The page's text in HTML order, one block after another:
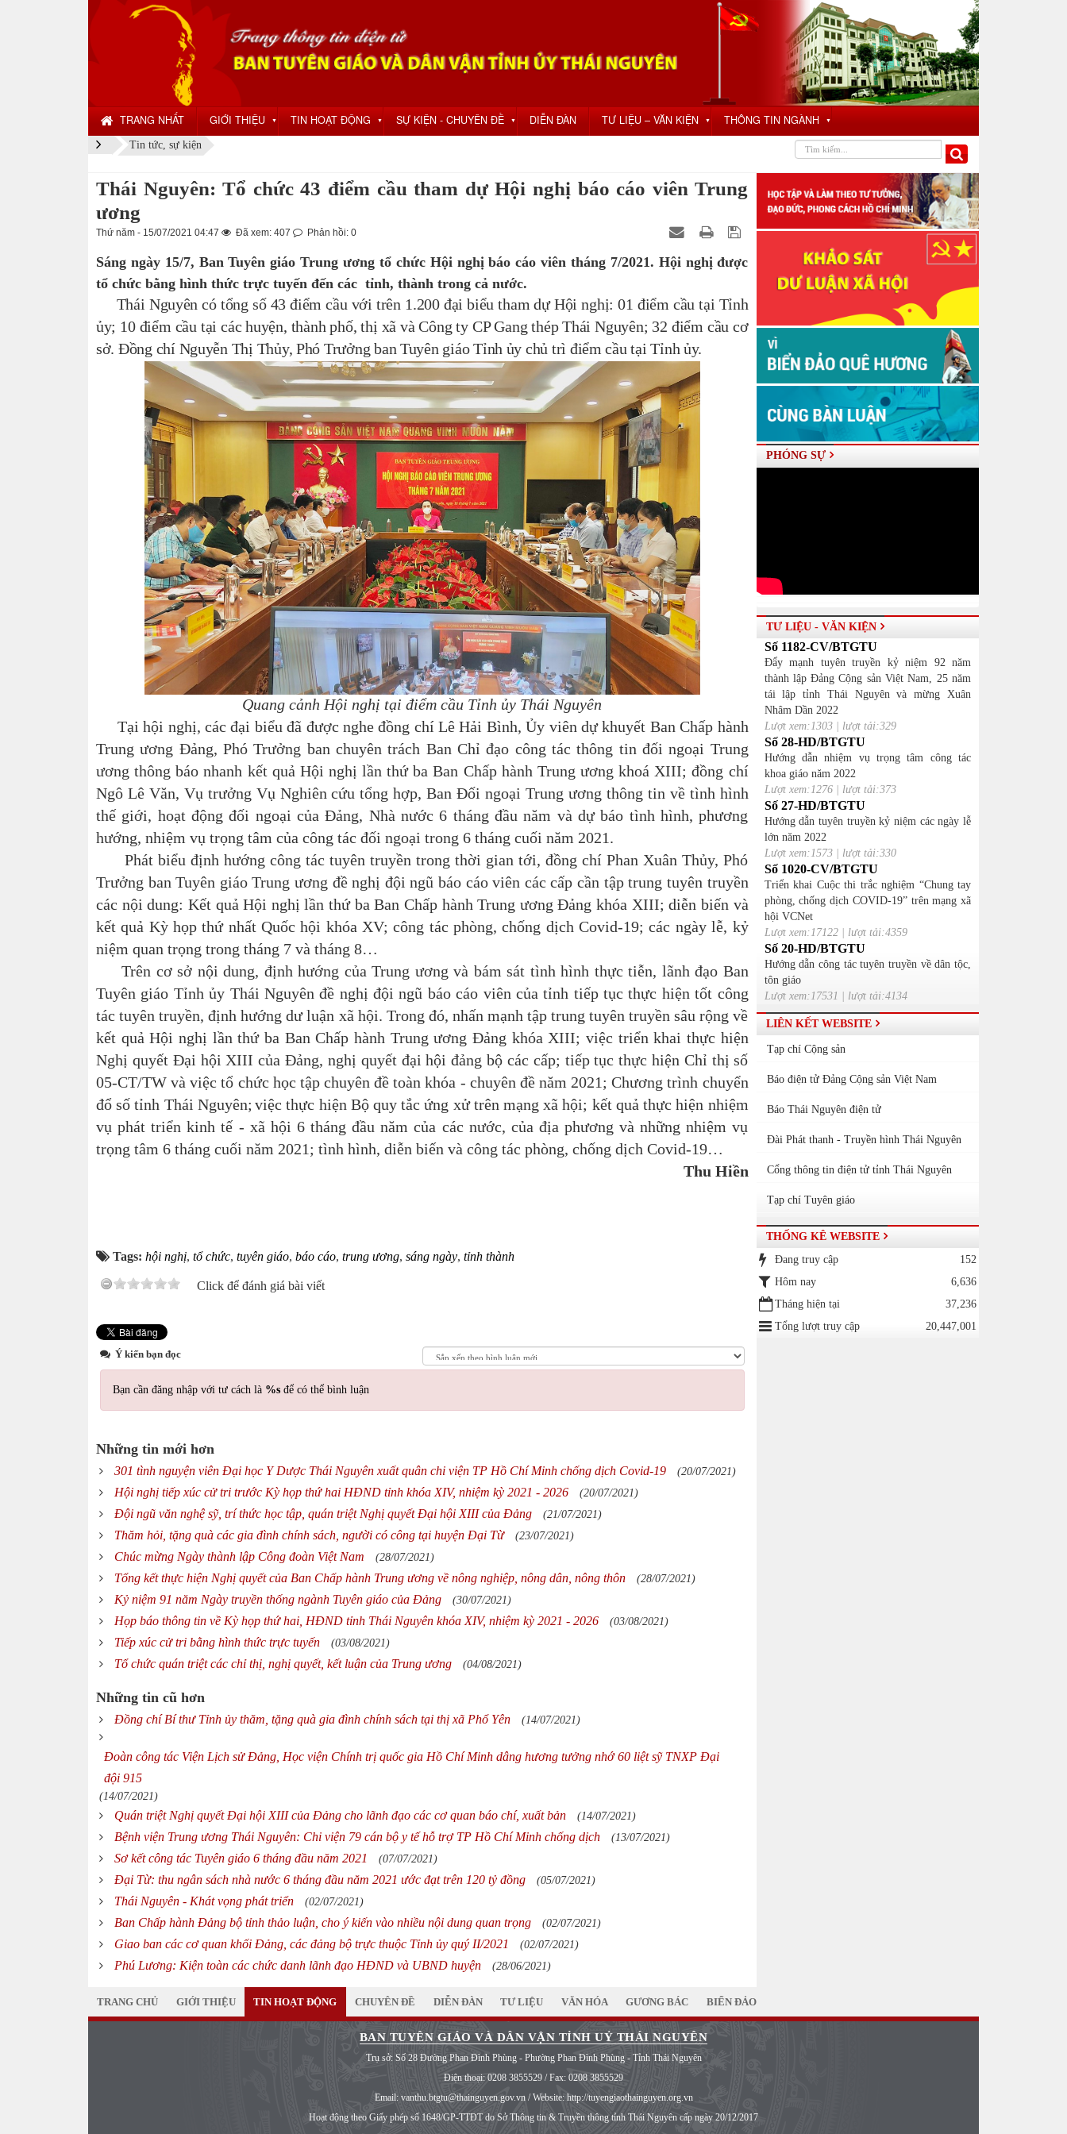
TRANG NHẤT GIỚI THIỆU ▼ TIN HOẠT ĐỘNG ▼ SỰ KIỆN - CHUYÊN ĐỀ ▼ DIỄN ĐÀN TƯ LIỆU – VĂN KIỆN ▼ THÔNG TIN NGÀNH ▼
Tin tức, sự kiện
Thái Nguyên: Tổ chức 43 điểm cầu tham dự Hội nghị báo cáo viên Trung
ương
Thứ năm - 15/07/2021 04:47 Đã xem: 407 Phản hồi: 0
Sáng ngày 15/7, Ban Tuyên giáo Trung ương tổ chức Hội nghị báo cáo viên tháng 7/2021. Hội nghị được
tổ chức bằng hình thức trực tuyến đến các tỉnh, thành trong cả nước.
Thái Nguyên có tổng số 43 điểm cầu với trên 1.200 đại biểu tham dự Hội nghị: 01 điểm cầu tại Tỉnh
ủy; 10 điểm cầu tại các huyện, thành phố, thị xã và Công ty CP Gang thép Thái Nguyên; 32 điểm cầu cơ
sở. Đồng chí Nguyễn Thị Thủy, Phó Trưởng ban Tuyên giáo Tỉnh ủy chủ trì điểm cầu tại Tỉnh ủy.
Quang cảnh Hội nghị tại điểm cầu Tỉnh ủy Thái Nguyên
Tại hội nghị, các đại biểu đã được nghe đồng chí Lê Hải Bình, Ủy viên dự khuyết Ban Chấp hành
Trung ương Đảng, Phó Trưởng ban chuyên trách Ban Chỉ đạo công tác thông tin đối ngoại Trung
ương thông báo nhanh kết quả Hội nghị lần thứ ba Ban Chấp hành Trung ương khoá XIII; đồng chí
Ngô Lê Văn, Vụ trưởng Vụ Nghiên cứu tổng hợp, Ban Đối ngoại Trung ương thông tin về tình hình
thế giới, hoạt động đối ngoại của Đảng, Nhà nước 6 tháng đầu năm và dự báo tình hình, phương
hướng, nhiệm vụ trọng tâm của công tác đối ngoại trong 6 tháng cuối năm 2021.
Phát biểu định hướng công tác tuyên truyền trong thời gian tới, đồng chí Phan Xuân Thủy, Phó
Trưởng ban Tuyên giáo Trung ương đề nghị đội ngũ báo cáo viên các cấp cần tập trung tuyên truyền
các nội dung: Kết quả Hội nghị lần thứ ba Ban Chấp hành Trung ương Đảng khóa XIII; diễn biến và
kết quả Kỳ họp thứ nhất Quốc hội khóa XV; công tác phòng, chống dịch Covid-19; các ngày lễ, kỷ
niệm quan trọng trong tháng 7 và tháng 8…
Trên cơ sở nội dung, định hướng của Trung ương và bám sát tình hình thực tiễn, lãnh đạo Ban
Tuyên giáo Tỉnh ủy Thái Nguyên đề nghị đội ngũ báo cáo viên của tỉnh tiếp tục thực hiện tốt công
tác tuyên truyền, định hướng dư luận xã hội. Trong đó, nhấn mạnh tập trung tuyên truyền sâu rộng về
kết quả Hội nghị lần thứ ba Ban Chấp hành Trung ương Đảng khóa XIII; việc triển khai thực hiện
Nghị quyết Đại hội XIII của Đảng, nghị quyết đại hội đảng bộ các cấp; tiếp tục thực hiện Chỉ thị số
05-CT/TW và việc tổ chức học tập chuyên đề toàn khóa - chuyên đề năm 2021; Chương trình chuyển
đổ số tỉnh Thái Nguyên; việc thực hiện Bộ quy tắc ứng xử trên mạng xã hội; kết quả thực hiện nhiệm
vụ phát triển kinh tế - xã hội 6 tháng đầu năm của các nước, của địa phương và những nhiệm vụ
trọng tâm 6 tháng cuối năm 2021; tình hình, diễn biến và công tác phòng, chống dịch Covid-19…
Thu Hiền
Tags: hội nghị, tổ chức, tuyên giáo, báo cáo, trung ương, sáng ngày, tỉnh thành
Click để đánh giá bài viết
Ý kiến bạn đọc
Bạn cần đăng nhập với tư cách là %s để có thể bình luận
Những tin mới hơn
301 tình nguyện viên Đại học Y Dược Thái Nguyên xuất quân chi viện TP Hồ Chí Minh chống dịch Covid-19 (20/07/2021)
Hội nghị tiếp xúc cử tri trước Kỳ họp thứ hai HĐND tỉnh khóa XIV, nhiệm kỳ 2021 - 2026 (20/07/2021)
Đội ngũ văn nghệ sỹ, trí thức học tập, quán triệt Nghị quyết Đại hội XIII của Đảng (21/07/2021)
Thăm hỏi, tặng quà các gia đình chính sách, người có công tại huyện Đại Từ (23/07/2021)
Chúc mừng Ngày thành lập Công đoàn Việt Nam (28/07/2021)
Tổng kết thực hiện Nghị quyết của Ban Chấp hành Trung ương về nông nghiệp, nông dân, nông thôn (28/07/2021)
Kỷ niệm 91 năm Ngày truyền thống ngành Tuyên giáo của Đảng (30/07/2021)
Họp báo thông tin về Kỳ họp thứ hai, HĐND tỉnh Thái Nguyên khóa XIV, nhiệm kỳ 2021 - 2026 (03/08/2021)
Tiếp xúc cử tri bằng hình thức trực tuyến (03/08/2021)
Tổ chức quán triệt các chỉ thị, nghị quyết, kết luận của Trung ương (04/08/2021)
Những tin cũ hơn
Đồng chí Bí thư Tỉnh ủy thăm, tặng quà gia đình chính sách tại thị xã Phổ Yên (14/07/2021)
Đoàn công tác Viện Lịch sử Đảng, Học viện Chính trị quốc gia Hồ Chí Minh dâng hương tưởng nhớ 60 liệt sỹ TNXP Đại
đội 915
(14/07/2021)
Quán triệt Nghị quyết Đại hội XIII của Đảng cho lãnh đạo các cơ quan báo chí, xuất bản (14/07/2021)
Bệnh viện Trung ương Thái Nguyên: Chi viện 79 cán bộ y tế hỗ trợ TP Hồ Chí Minh chống dịch (13/07/2021)
Sơ kết công tác Tuyên giáo 6 tháng đầu năm 2021 (07/07/2021)
Đại Từ: thu ngân sách nhà nước 6 tháng đầu năm 2021 ước đạt trên 120 tỷ đồng (05/07/2021)
Thái Nguyên - Khát vọng phát triển (02/07/2021)
Ban Chấp hành Đảng bộ tỉnh thảo luận, cho ý kiến vào nhiều nội dung quan trọng (02/07/2021)
Giao ban các cơ quan khối Đảng, các đảng bộ trực thuộc Tỉnh ủy quý II/2021 (02/07/2021)
Phú Lương: Kiện toàn các chức danh lãnh đạo HĐND và UBND huyện (28/06/2021)
PHÓNG SỰ
TƯ LIỆU - VĂN KIỆN
Số 1182-CV/BTGTU
Đẩy mạnh tuyên truyền kỷ niệm 92 năm
thành lập Đảng Cộng sản Việt Nam, 25 năm
tái lập tỉnh Thái Nguyên và mừng Xuân
Nhâm Dần 2022
Lượt xem:1303 | lượt tải:329
Số 28-HD/BTGTU
Hướng dẫn nhiệm vụ trọng tâm công tác
khoa giáo năm 2022
Lượt xem:1276 | lượt tải:373
Số 27-HD/BTGTU
Hướng dẫn tuyên truyền kỷ niệm các ngày lễ
lớn năm 2022
Lượt xem:1573 | lượt tải:330
Số 1020-CV/BTGTU
Triển khai Cuộc thi trắc nghiệm “Chung tay
phòng, chống dịch COVID-19” trên mạng xã
hội VCNet
Lượt xem:17122 | lượt tải:4359
Số 20-HD/BTGTU
Hướng dẫn công tác tuyên truyền về dân tộc,
tôn giáo
Lượt xem:17531 | lượt tải:4134
LIÊN KẾT WEBSITE
Tạp chí Cộng sản
Báo điện tử Đảng Cộng sản Việt Nam
Báo Thái Nguyên điện tử
Đài Phát thanh - Truyền hình Thái Nguyên
Cổng thông tin điện tử tỉnh Thái Nguyên
Tạp chí Tuyên giáo
THỐNG KÊ WEBSITE
Đang truy cập
152
Hôm nay
6,636
Tháng hiện tại
37,236
Tổng lượt truy cập
20,447,001
TRANG CHỦ GIỚI THIỆU TIN HOẠT ĐỘNG CHUYÊN ĐỀ DIỄN ĐÀN TƯ LIỆU VĂN HÓA GƯƠNG BÁC BIỂN ĐẢO
BAN TUYÊN GIÁO VÀ DÂN VẬN TỈNH UỶ THÁI NGUYÊN
Trụ sở: Số 28 Đường Phan Đình Phùng - Phường Phan Đình Phùng - Tỉnh Thái Nguyên
Điện thoại: 0208 3855529 / Fax: 0208 3855529
Email: vanthu.btgtu@thainguyen.gov.vn / Website: http://tuyengiaothainguyen.org.vn
Hoạt động theo Giấy phép số 1648/GP-TTĐT do Sở Thông tin & Truyền thông tỉnh Thái Nguyên cấp ngày 20/12/2017